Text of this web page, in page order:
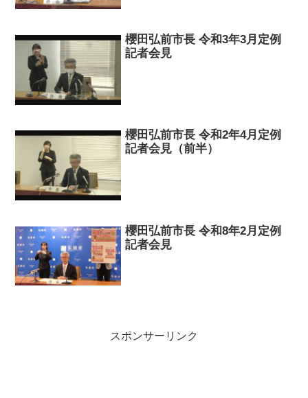
櫻田弘前市長 令和3年3月定例
記者会見
櫻田弘前市長 令和2年4月定例
記者会見（前半）
櫻田弘前市長 令和8年2月定例
記者会見
スポンサーリンク